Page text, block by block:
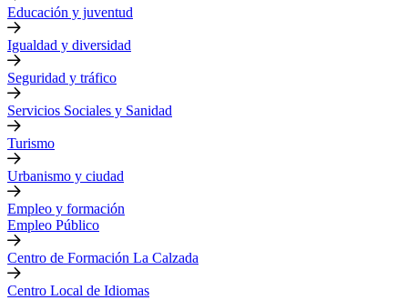
Educación y juventud
Igualdad y diversidad
Seguridad y tráfico
Servicios Sociales y Sanidad
Turismo
Urbanismo y ciudad
Empleo y formación
Empleo Público
Centro de Formación La Calzada
Centro Local de Idiomas